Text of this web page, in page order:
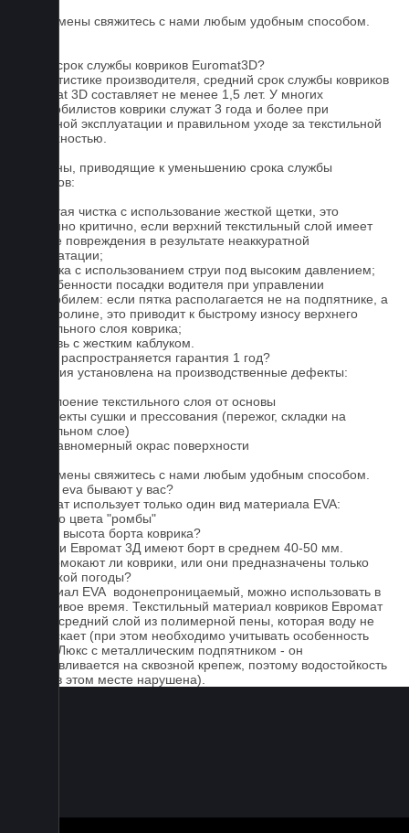
Для замены свяжитесь с нами любым удобным способом.
Какой срок службы ковриков Euromat3D?
По статистике производителя, средний срок службы ковриков
Euromat 3D составляет не менее 1,5 лет. У многих
автомобилистов коврики служат 3 года и более при
бережной эксплуатации и правильном уходе за текстильной
поверхностью.
Причины, приводящие к уменьшению срока службы
ковриков:
1. Частая чистка с использование жесткой щетки, это
особенно критично, если верхний текстильный слой имеет
мелкие повреждения в результате неаккуратной
эксплуатации;
2. Мойка с использованием струи под высоким давлением;
3. Особенности посадки водителя при управлении
автомобилем: если пятка располагается не на подпятнике, а
на ковролине, это приводит к быстрому износу верхнего
текстильного слоя коврика;
4. Обувь с жестким каблуком.
На что распространяется гарантия 1 год?
Гарантия установлена на производственные дефекты:
1. Отслоение текстильного слоя от основы
2. Дефекты сушки и прессования (пережог, складки на
текстильном слое)
3. Неравномерный окрас поверхности
Для замены свяжитесь с нами любым удобным способом.
Серые eva бывают у вас?
Евромат использует только один вид материала EVA:
черного цвета "ромбы"
Какова высота борта коврика?
Коврики Евромат 3Д имеют борт в среднем 40-50 мм.
Не промокают ли коврики, или они предназначены только
для сухой погоды?
Материал EVA водонепроницаемый, можно использовать в
дождливое время. Текстильный материал ковриков Евромат
имеет средний слой из полимерной пены, которая воду не
пропускает (при этом необходимо учитывать особенность
серии Люкс с металлическим подпятником - он
устанавливается на сквозной крепеж, поэтому водостойкость
ковра в этом месте нарушена).